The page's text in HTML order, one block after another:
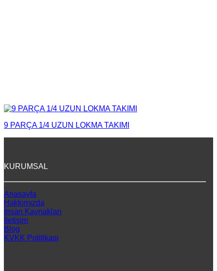
9 PARÇA 1/4 UZUN LOKMA TAKIMI
KURUMSAL
Anasayfa
Hakkımızda
İnsan Kaynakları
İletişim
Blog
KVKK Politikası